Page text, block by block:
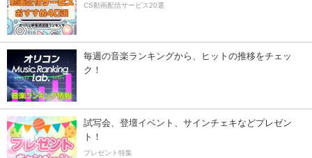
CS動画配信サービス20選
毎週の音楽ランキングから、ヒットの推移をチェッ
ク！
試写会、登壇イベント、サインチェキなどプレゼン
ト！
プレゼント特集